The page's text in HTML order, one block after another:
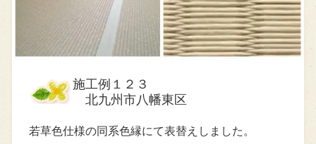
施工例１２３
北九州市八幡東区
若草色仕様の同系色縁にて表替えしました。